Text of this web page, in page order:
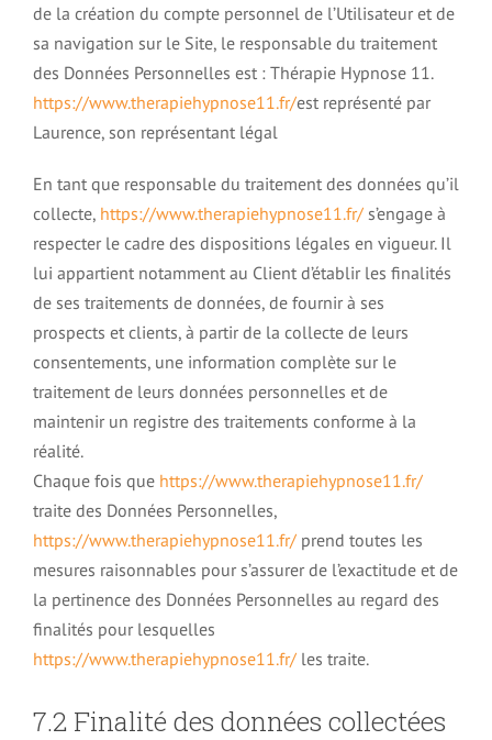
de la création du compte personnel de l’Utilisateur et de
sa navigation sur le Site, le responsable du traitement
des Données Personnelles est : Thérapie Hypnose 11.
https://www.therapiehypnose11.fr/est représenté par
Laurence, son représentant légal
En tant que responsable du traitement des données qu’il
collecte, https://www.therapiehypnose11.fr/s’engage à
respecter le cadre des dispositions légales en vigueur. Il
lui appartient notamment au Client d’établir les finalités
de ses traitements de données, de fournir à ses
prospects et clients, à partir de la collecte de leurs
consentements, une information complète sur le
traitement de leurs données personnelles et de
maintenir un registre des traitements conforme à la
réalité.
Chaque fois que https://www.therapiehypnose11.fr/
traite des Données Personnelles,
https://www.therapiehypnose11.fr/prend toutes les
mesures raisonnables pour s’assurer de l’exactitude et de
la pertinence des Données Personnelles au regard des
finalités pour lesquelles
https://www.therapiehypnose11.fr/les traite.
7.2 Finalité des données collectées